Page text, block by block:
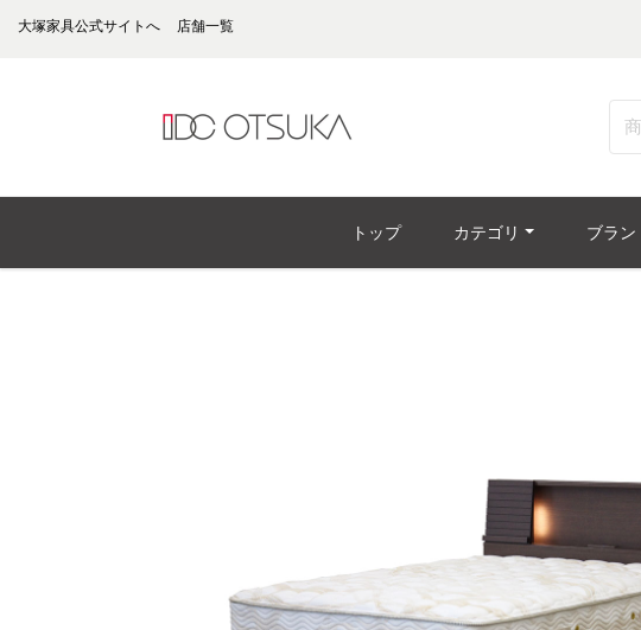
大塚家具公式サイトへ 店舗一覧
トップ カテゴリ ブラン